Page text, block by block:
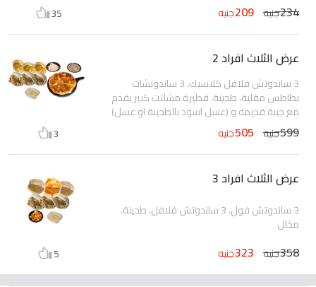
234جنيه 209جنيه 35
عرض الثلاث افراد 2
3 ساندوتش فلافل كلاسيك، 3 ساندوتشات
بطاطس مقلية، طحينة، فطيرة مشلتت كبير يقدم
مع جبنة قديمة و (عسل اسود بالطحينة او عسل)
599جنيه 505جنيه 3
عرض الثلاث افراد 3
3 ساندوتش فول، 3 ساندوتش فلافل، طحينة،
مخلل
358جنيه 323جنيه 5